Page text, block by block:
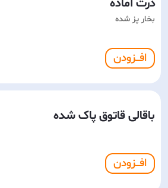
ذرت آماده
بخار پز شده
افـــزودن
باقالی قاتوق پاک شده
افـــزودن